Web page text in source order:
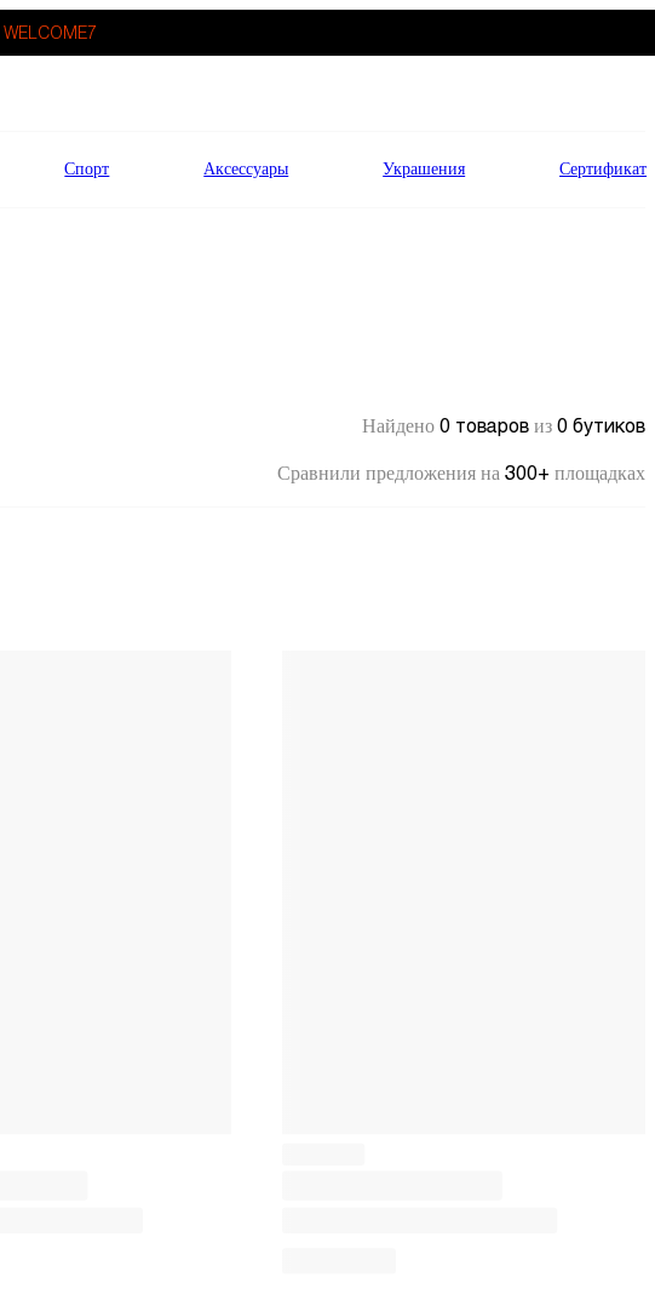
WELCOME7
Спорт Аксессуары Украшения Сертификат
Найдено 0 товаров из 0 бутиков
Сравнили предложения на 300+ площадках